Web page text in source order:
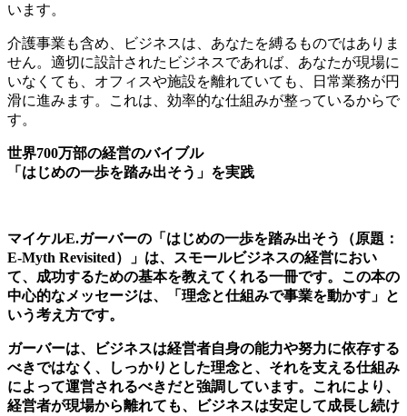
います。
介護事業も含め、ビジネスは、あなたを縛るものではありま
せん。適切に設計されたビジネスであれば、あなたが現場に
いなくても、オフィスや施設を離れていても、日常業務が円
滑に進みます。これは、効率的な仕組みが整っているからで
す。
世界700万部の経営のバイブル
「はじめの一歩を踏み出そう」を実践
マイケルE.ガーバーの「はじめの一歩を踏み出そう（原題：
E-Myth Revisited）」は、スモールビジネスの経営におい
て、成功するための基本を教えてくれる一冊です。この本の
中心的なメッセージは、「理念と仕組みで事業を動かす」と
いう考え方です。
ガーバーは、ビジネスは経営者自身の能力や努力に依存する
べきではなく、しっかりとした理念と、それを支える仕組み
によって運営されるべきだと強調しています。これにより、
経営者が現場から離れても、ビジネスは安定して成長し続け